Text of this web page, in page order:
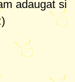
adaugat si